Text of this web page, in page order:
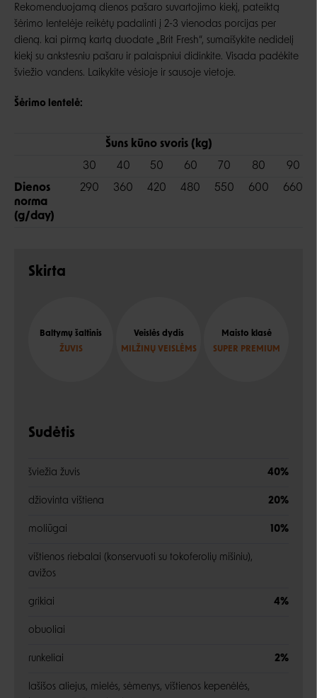
Rekomenduojamą dienos pašaro suvartojimo kiekį, pateiktą
šėrimo lentelėje reikėtų padalinti į 2-3 vienodas porcijas per
dieną. kai pirmą kartą duodate „Brit Fresh“, sumaišykite nedidelį
kiekį su ankstesniu pašaru ir palaispniui didinkite. Visada padėkite
šviežio vandens. Laikykite vėsioje ir sausoje vietoje.
Šėrimo lentelė:
Šuns kūno svoris (kg)
30
40 50 60 70 80
90
Dienos
norma
(g/day)
290 360 420 480 550 600 660
Skirta
Baltymų šaltinis
ŽUVIS
Veislės dydis
MILŽINŲ VEISLĖMS
Maisto klasė
SUPER PREMIUM
Sudėtis
šviežia žuvis 40%
džiovinta vištiena 20%
moliūgai 10%
vištienos riebalai (konservuoti su tokoferolių mišiniu),
avižos
grikiai 4%
obuoliai
runkeliai 2%
lašišos aliejus, mielės, sėmenys, vištienos kepenėlės,